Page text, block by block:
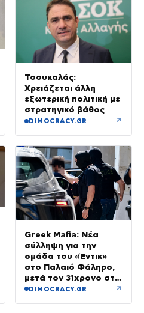
Τσουκαλάς:
Χρειάζεται άλλη
εξωτερική πολιτική με
στρατηγικό βάθος
DIMOCRACY.GR ↗
Greek Mafia: Νέα
σύλληψη για την
ομάδα του «Έντικ»
στο Παλαιό Φάληρο,
μετά τον 31χρονο στη
Γερμανία
DIMOCRACY.GR ↗